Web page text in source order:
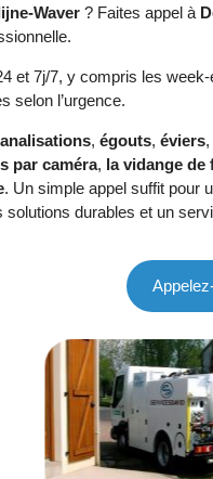
Waver ? Faites appel à
et 7j/7, y compris les
selon l’urgence.
, égouts, éviers,
par caméra, la vidange de
. Un simple appel suffit pour
durables et un